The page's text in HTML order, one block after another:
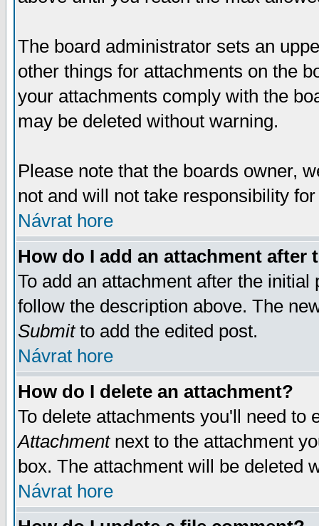
The board administrator sets an
other things for attachments on the
your attachments comply with the
may be deleted without warning.
Please note that the boards owner,
not and will not take responsibility
Návrat hore
How do I add an attachment after
To add an attachment after the
follow the description above. The
Submitto add the edited post.
Návrat hore
How do I delete an attachment?
To delete attachments you'll need
Attachmentnext to the attachment
box. The attachment will be deleted
Návrat hore